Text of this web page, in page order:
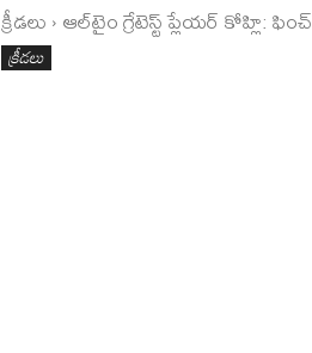
క్రీడలు ఆల్‌టైం గ్రేటెస్ట్ ప్లేయర్‌ కోహ్లి: ఫించ్‌
క్రీడలు